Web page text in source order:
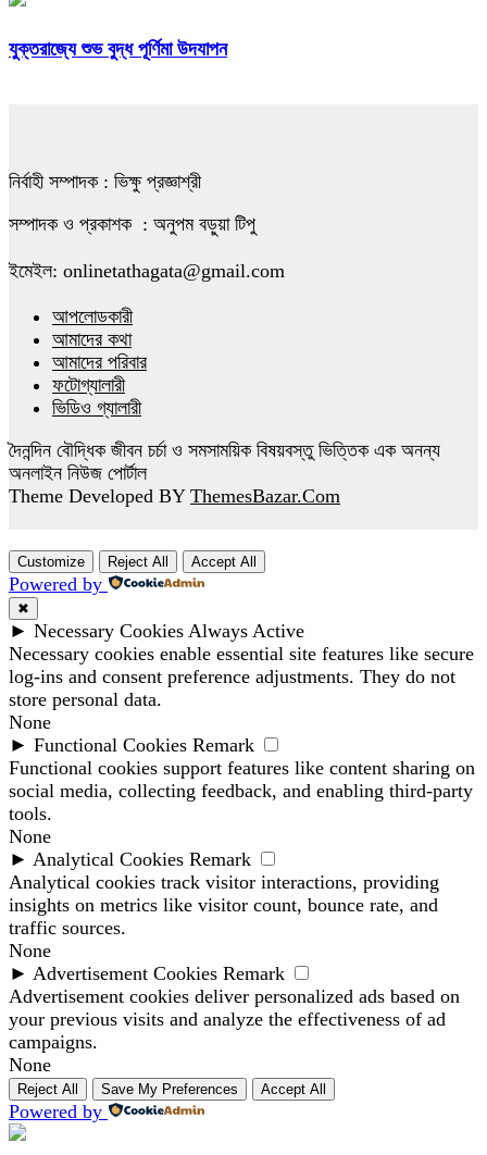
যুক্তরাজ্যে শুভ বুদ্ধ পূর্ণিমা উদযাপন
নির্বাহী সম্পাদক : ভিক্ষু প্রজ্ঞাশ্রী
সম্পাদক ও প্রকাশক : অনুপম বড়ুয়া টিপু
ইমেইল: onlinetathagata@gmail.com
আপলোডকারী
আমাদের কথা
আমাদের পরিবার
ফটোগ্যালারী
ভিডিও গ্যালারী
দৈনন্দিন বৌদ্ধিক জীবন চর্চা ও সমসাময়িক বিষয়বস্তু ভিত্তিক এক অনন্য
অনলাইন নিউজ পোর্টাল
Theme Developed BY ThemesBazar.Com
Customize Reject All Accept All
Powered by
✖
► Necessary Cookies Always Active
Necessary cookies enable essential site features like secure
log-ins and consent preference adjustments. They do not
store personal data.
None
► Functional Cookies Remark
Functional cookies support features like content sharing on
social media, collecting feedback, and enabling third-party
tools.
None
► Analytical Cookies Remark
Analytical cookies track visitor interactions, providing
insights on metrics like visitor count, bounce rate, and
traffic sources.
None
► Advertisement Cookies Remark
Advertisement cookies deliver personalized ads based on
your previous visits and analyze the effectiveness of ad
campaigns.
None
Reject All Save My Preferences Accept All
Powered by